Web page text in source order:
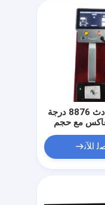
زاوية الحادث 8876 درجة
مع حجم
عام 700mm X 135mm
X 115mm وزاوية النظر
ﺍﻶﻧ